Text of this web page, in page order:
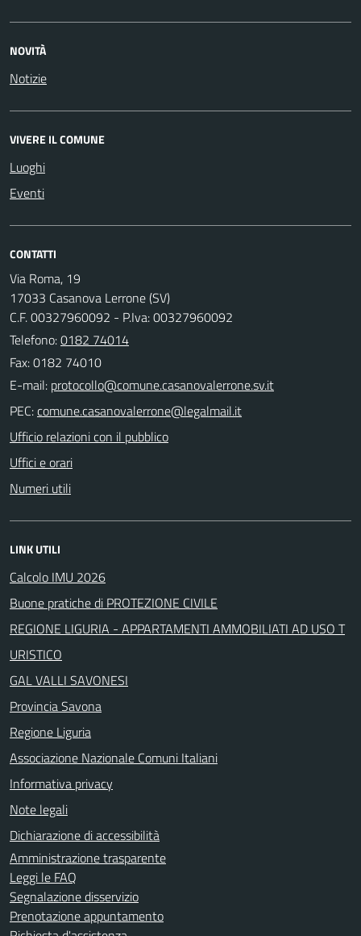
NOVITÀ
Notizie
VIVERE IL COMUNE
Luoghi
Eventi
CONTATTI
Via Roma, 19
17033 Casanova Lerrone (SV)
C.F. 00327960092 - P.Iva: 00327960092
Telefono:0182 74014
Fax: 0182 74010
E-mail:
PEC:
Ufficio relazioni con il pubblico
Uffici e orari
Numeri utili
LINK UTILI
Calcolo IMU 2026
Buone pratiche di PROTEZIONE CIVILE
REGIONE LIGURIA - APPARTAMENTI AMMOBILIATI AD USO T
URISTICO
GAL VALLI SAVONESI
Provincia Savona
Regione Liguria
Associazione Nazionale Comuni Italiani
Informativa privacy
Note legali
Dichiarazione di accessibilità
Amministrazione trasparente
Leggi le FAQ
Segnalazione disservizio
Prenotazione appuntamento